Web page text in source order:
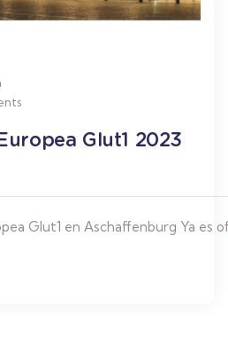
Glut1 2023
Glut1 en Aschaffenburg Ya es